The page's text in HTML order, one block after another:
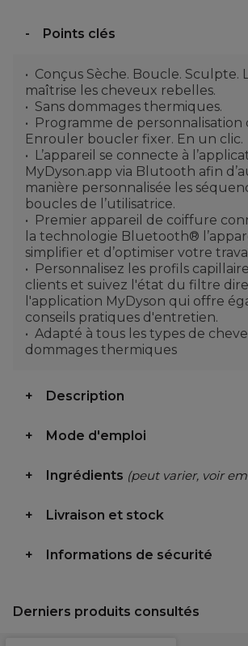
Points clés
Conçus Sèche. Boucle. Sculpte.
maîtrise les cheveux rebelles.
Sans dommages thermiques.
Programme de personnalisation
Enrouler boucler fixer. En un clic.
L’appareil se connecte à
MyDyson.app via Blutooth afin
manière personnalisée les
boucles de l’utilisatrice.
Premier appareil de coiffure
la technologie Bluetooth®
simplifier et d’optimiser votre
Personnalisez les profils
clients et suivez l'état du filtre
l'application MyDyson qui offre
conseils pratiques d'entretien.
Adapté à tous les types de
dommages thermiques
Description
Mode d'emploi
Ingrédients (peut varier, voir
Livraison et stock
Informations de sécurité
Derniers produits consultés